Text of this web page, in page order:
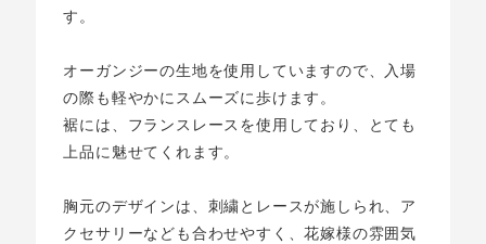
す。
オーガンジーの生地を使用していますので、入場
の際も軽やかにスムーズに歩けます。
裾には、フランスレースを使用しており、とても
上品に魅せてくれます。
胸元のデザインは、刺繍とレースが施しられ、ア
クセサリーなども合わせやすく、花嫁様の雰囲気